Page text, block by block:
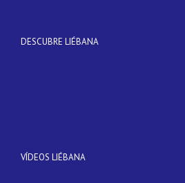
DESCUBRE LIÉBANA
VÍDEOS LIÉBANA